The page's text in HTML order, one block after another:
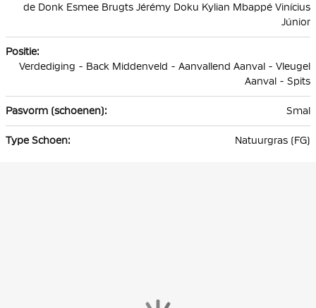
de Donk Esmee Brugts Jérémy Doku Kylian Mbappé Vinícius
Júnior
Verdediging - Back Middenveld - Aanvallend Aanval - Vleugel
Aanval - Spits
Smal
Natuurgras (FG)